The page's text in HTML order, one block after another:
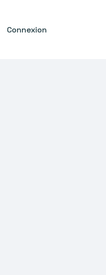
Connexion